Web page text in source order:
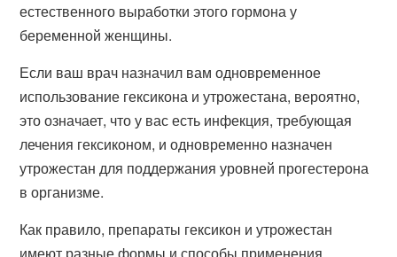
естественного выработки этого гормона у
беременной женщины.
Если ваш врач назначил вам одновременное
использование гексикона и утрожестана, вероятно,
это означает, что у вас есть инфекция, требующая
лечения гексиконом, и одновременно назначен
утрожестан для поддержания уровней прогестерона
в организме.
Как правило, препараты гексикон и утрожестан